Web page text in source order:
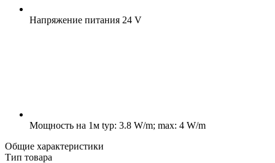
Напряжение питания 24 V
Мощность на 1м typ: 3.8 W/m; max: 4 W/m
Общие характеристики
Тип товара